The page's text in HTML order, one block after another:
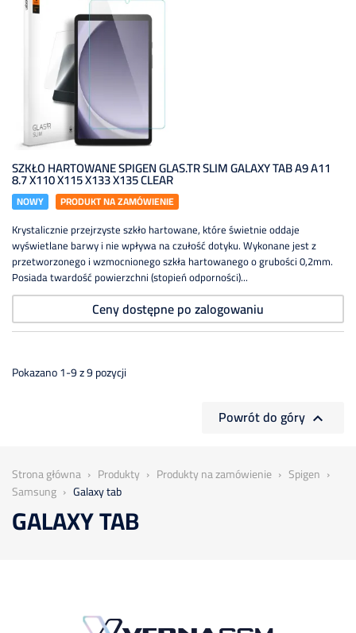
SZKŁO HARTOWANE SPIGEN GLAS.TR SLIM GALAXY TAB A9 A11
8.7 X110 X115 X133 X135 CLEAR
NOWY PRODUKT NA ZAMÓWIENIE
Krystalicznie przejrzyste szkło hartowane, które świetnie oddaje
wyświetlane barwy i nie wpływa na czułość dotyku. Wykonane jest z
przetworzonego i wzmocnionego szkła hartowanego o grubości 0,2mm.
Posiada twardość powierzchni (stopień odporności)...
Ceny dostępne po zalogowaniu
Pokazano 1-9 z 9 pozycji
Powrót do góry 
Strona główna Produkty Produkty na zamówienie
Spigen
Samsung
Galaxy tab
GALAXY TAB